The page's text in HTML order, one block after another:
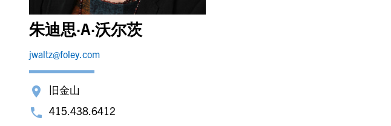
朱迪思·A·沃尔茨
jwaltz@foley.com
旧金山
415.438.6412